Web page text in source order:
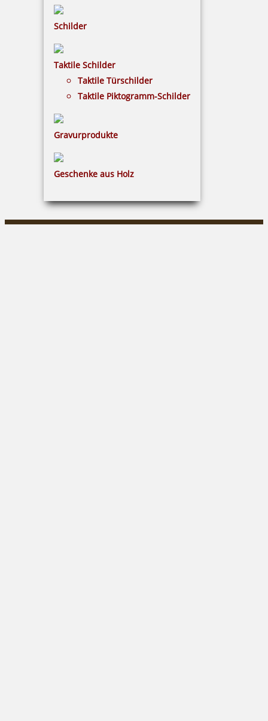
Schilder
Taktile Schilder
Taktile Türschilder
Taktile Piktogramm-Schilder
Gravurprodukte
Geschenke aus Holz
Vertrag widerrufen
Mein Konto
KONTAKT
Gavieranstalt & Stempelhaus Gleitsmann
Claus Gleitsmann
03447/316849